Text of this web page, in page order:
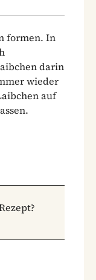
formen. In
darin
wieder
auf